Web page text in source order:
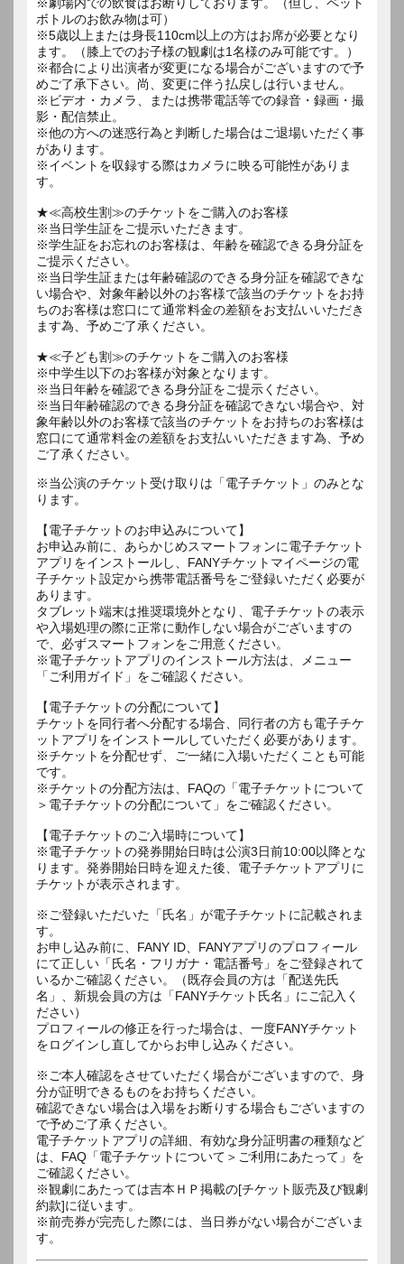
ボトルのお飲み物は可）
※5歳以上または身長110cm以上の方はお席が必要となり
ます。（膝上でのお子様の観劇は1名様のみ可能です。）
※都合により出演者が変更になる場合がございますので予
めご了承下さい。尚、変更に伴う払戻しは行いません。
※ビデオ・カメラ、または携帯電話等での録音・録画・撮
影・配信禁止。
※他の方への迷惑行為と判断した場合はご退場いただく事
があります。
※イベントを収録する際はカメラに映る可能性がありま
す。
★≪高校生割≫のチケットをご購入のお客様
※当日学生証をご提示いただきます。
※学生証をお忘れのお客様は、年齢を確認できる身分証を
ご提示ください。
※当日学生証または年齢確認のできる身分証を確認できな
い場合や、対象年齢以外のお客様で該当のチケットをお持
ちのお客様は窓口にて通常料金の差額をお支払いいただき
ます為、予めご了承ください。
★≪子ども割≫のチケットをご購入のお客様
※中学生以下のお客様が対象となります。
※当日年齢を確認できる身分証をご提示ください。
※当日年齢確認のできる身分証を確認できない場合や、対
象年齢以外のお客様で該当のチケットをお持ちのお客様は
窓口にて通常料金の差額をお支払いいただきます為、予め
ご了承ください。
※当公演のチケット受け取りは「電子チケット」のみとな
ります。
【電子チケットのお申込みについて】
お申込み前に、あらかじめスマートフォンに電子チケット
アプリをインストールし、FANYチケットマイページの電
子チケット設定から携帯電話番号をご登録いただく必要が
あります。
タブレット端末は推奨環境外となり、電子チケットの表示
や入場処理の際に正常に動作しない場合がございますの
で、必ずスマートフォンをご用意ください。
※電子チケットアプリのインストール方法は、メニュー
「ご利用ガイド」をご確認ください。
【電子チケットの分配について】
チケットを同行者へ分配する場合、同行者の方も電子チケ
ットアプリをインストールしていただく必要があります。
※チケットを分配せず、ご一緒に入場いただくことも可能
です。
※チケットの分配方法は、FAQの「電子チケットについて
＞電子チケットの分配について」をご確認ください。
【電子チケットのご入場時について】
※電子チケットの発券開始日時は公演3日前10:00以降とな
ります。発券開始日時を迎えた後、電子チケットアプリに
チケットが表示されます。
※ご登録いただいた「氏名」が電子チケットに記載されま
す。
お申し込み前に、FANY ID、FANYアプリのプロフィール
にて正しい「氏名・フリガナ・電話番号」をご登録されて
いるかご確認ください。（既存会員の方は「配送先氏
名」、新規会員の方は「FANYチケット氏名」にご記入く
ださい）
プロフィールの修正を行った場合は、一度FANYチケット
をログインし直してからお申し込みください。
※ご本人確認をさせていただく場合がございますので、身
分が証明できるものをお持ちください。
確認できない場合は入場をお断りする場合もございますの
で予めご了承ください。
電子チケットアプリの詳細、有効な身分証明書の種類など
は、FAQ「電子チケットについて＞ご利用にあたって」を
ご確認ください。
※観劇にあたっては吉本ＨＰ掲載の[チケット販売及び観劇
約款]に従います。
※前売券が完売した際には、当日券がない場合がございま
す。